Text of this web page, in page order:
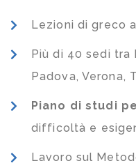
Lezioni di greco
Più di 40 sedi tra
Padova, Verona,
Piano di studi
difficoltà e
Lavoro sul